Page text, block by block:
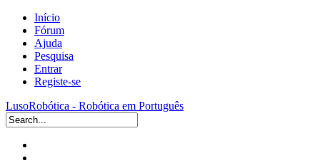
Início
Fórum
Ajuda
Pesquisa
Entrar
Registe-se
LusoRobótica - Robótica em Português